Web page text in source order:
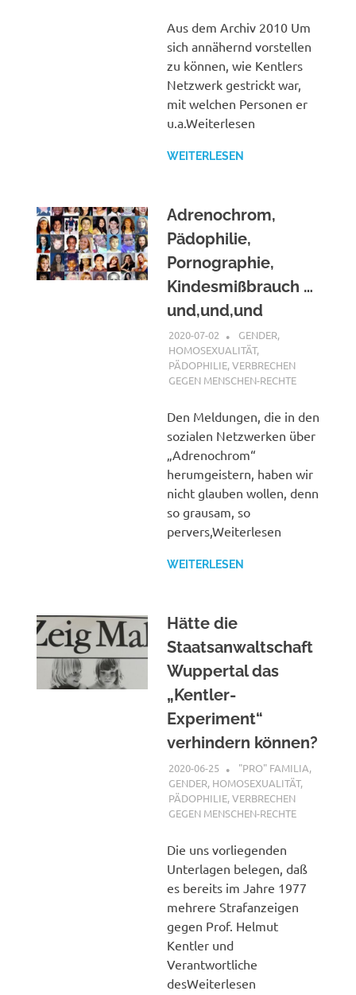
Aus dem Archiv 2010 Um
sich annähernd vorstellen
zu können, wie Kentlers
Netzwerk gestrickt war,
mit welchen Personen er
u.a.Weiterlesen
WEITERLESEN
Adrenochrom,
Pädophilie,
Pornographie,
Kindesmißbrauch …
und,und,und
2020-07-02 XX
GENDER,
HOMOSEXUALITÄT,
PÄDOPHILIE,VERBRECHEN
GEGEN MENSCHEN-RECHTE
Den Meldungen, die in den
sozialen Netzwerken über
„Adrenochrom“
herumgeistern, haben wir
nicht glauben wollen, denn
so grausam, so
pervers,Weiterlesen
WEITERLESEN
Hätte die
Staatsanwaltschaft
Wuppertal das
„Kentler-
Experiment“
verhindern können?
2020-06-25 XX
"PRO" FAMILIA,
GENDER, HOMOSEXUALITÄT,
PÄDOPHILIE,VERBRECHEN
GEGEN MENSCHEN-RECHTE
Die uns vorliegenden
Unterlagen belegen, daß
es bereits im Jahre 1977
mehrere Strafanzeigen
gegen Prof. Helmut
Kentler und
Verantwortliche
desWeiterlesen